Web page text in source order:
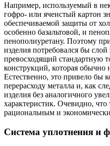
Например, используемый в
гофро- или ячеистый картон
обеспечиваемой защиты от
особенно базальтовой, и
пенополиуретану. Поэтому
изделия потребовался бы
превосходящий стандартную
конструкций, которая обычно
Естественно, это привело бы
перерасходу металла и, как
изделия без аналогичного
характеристик. Очевидно, что
рациональным и
Система уплотнения и